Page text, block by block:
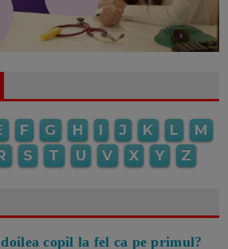
F G H I J K L
M
S T U V X Y Z
copil la fel ca pe primul?